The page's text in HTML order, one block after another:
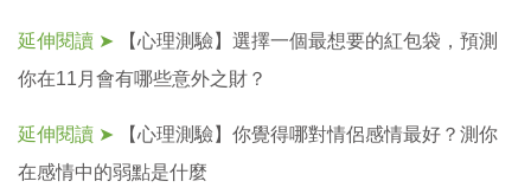
延伸閱讀 ➤
【心理測驗】選擇一個最想要的紅包袋，預測
你在11月會有哪些意外之財？
延伸閱讀 ➤
【心理測驗】你覺得哪對情侶感情最好？測你
在感情中的弱點是什麼